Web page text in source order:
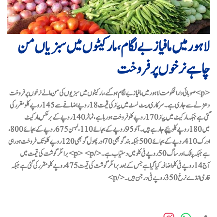
لاہور میں مافیاز بے لگام، مارکیٹوں میں سبزیاں من
چاہے نرخوں پر فروخت
<p>صوبائی دارالحکومت لاہور میں مافیاز بے لگام ہو گئے، مارکیٹوں میں سبزیوں کی من مانے نرخوں پر فروخت
دھڑلے سے جاری ہے۔ سرکاری ریٹ لسٹ میں پیاز کی قیمت 18 روپے اضافے سے 145 روپے کلو مقرر کی
گئی ہے جبکہ مارکیٹ میں پیاز 170 روپے کلو فروخت ہو رہا ہے، ٹماٹر 140 روپے کے برعکس مارکیٹ
میں 180 روپے کلو بیچے جارہے ہیں۔آلو 95 روپے کے بجائے 110، لہسن 675 روپے کے بجائے 800،
ادرک 410 روپے کے بجائے 500 جبکہ بند گوبھی 70 اور پھول گوبھی 120 روپے کلو تک فروخت ہو رہی
ہے جبکہ پالک اور ساگ 50 روپے فی کلو میں دستیاب ہے۔</p> <p>برائلر گوشت کی قیمت میں
آج 14 روپے فی کلو اضافہ کیا گیا ہے جس کے بعد برائلر گوشت کی قیمت 475 روپے کلو مقرر کی گئی ہے جبکہ
فارمی انڈے نرخ 350 روپے فی درجن ہیں۔ </p>